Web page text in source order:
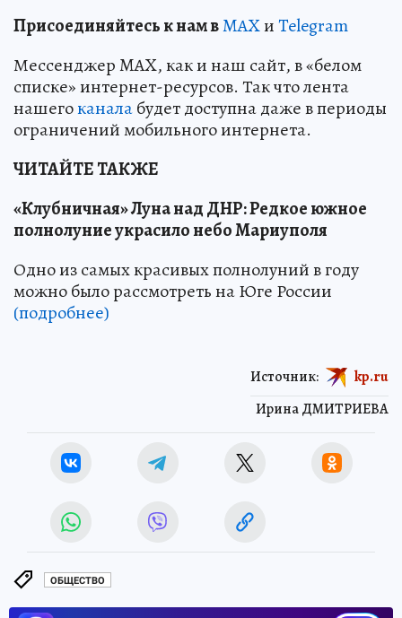
Присоединяйтесь к нам вMAXиTelegram
Мессенджер MAX, как и наш сайт, в «белом
списке» интернет-ресурсов. Так что лента
нашегоканалабудет доступна даже в периоды
ограничений мобильного интернета.
ЧИТАЙТЕ ТАКЖЕ
«Клубничная» Луна над ДНР: Редкое южное
полнолуние украсило небо Мариуполя
Одно из самых красивых полнолуний в году
можно было рассмотреть на Юге России
(подробнее)
Ирина ДМИТРИЕВА
Источник: kp.ru
ОБЩЕСТВО